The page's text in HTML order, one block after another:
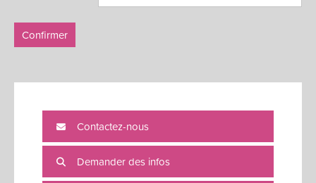
Confirmer
Contactez-nous
Demander des infos